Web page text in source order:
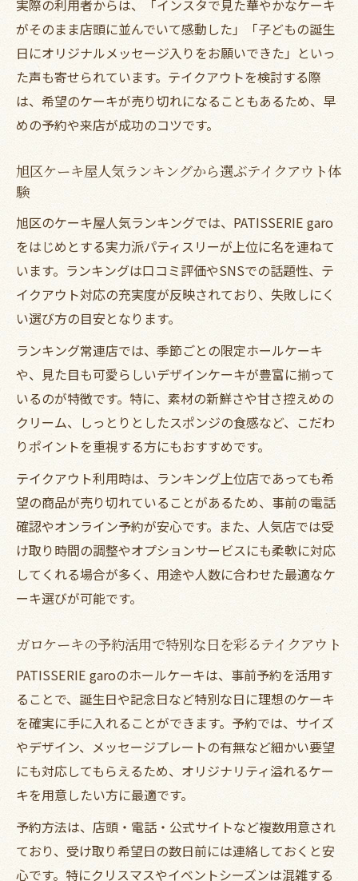
実際の利用者からは、「インスタで見た華やかなケーキ
がそのまま店頭に並んでいて感動した」「子どもの誕生
日にオリジナルメッセージ入りをお願いできた」といっ
た声も寄せられています。テイクアウトを検討する際
は、希望のケーキが売り切れになることもあるため、早
めの予約や来店が成功のコツです。
旭区ケーキ屋人気ランキングから選ぶテイクアウト体
験
旭区のケーキ屋人気ランキングでは、PATISSERIE garo
をはじめとする実力派パティスリーが上位に名を連ねて
います。ランキングは口コミ評価やSNSでの話題性、テ
イクアウト対応の充実度が反映されており、失敗しにく
い選び方の目安となります。
ランキング常連店では、季節ごとの限定ホールケーキ
や、見た目も可愛らしいデザインケーキが豊富に揃って
いるのが特徴です。特に、素材の新鮮さや甘さ控えめの
クリーム、しっとりとしたスポンジの食感など、こだわ
りポイントを重視する方にもおすすめです。
テイクアウト利用時は、ランキング上位店であっても希
望の商品が売り切れていることがあるため、事前の電話
確認やオンライン予約が安心です。また、人気店では受
け取り時間の調整やオプションサービスにも柔軟に対応
してくれる場合が多く、用途や人数に合わせた最適なケ
ーキ選びが可能です。
ガロケーキの予約活用で特別な日を彩るテイクアウト
PATISSERIE garoのホールケーキは、事前予約を活用す
ることで、誕生日や記念日など特別な日に理想のケーキ
を確実に手に入れることができます。予約では、サイズ
やデザイン、メッセージプレートの有無など細かい要望
にも対応してもらえるため、オリジナリティ溢れるケー
キを用意したい方に最適です。
予約方法は、店頭・電話・公式サイトなど複数用意され
ており、受け取り希望日の数日前には連絡しておくと安
心です。特にクリスマスやイベントシーズンは混雑する